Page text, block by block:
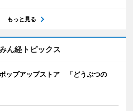
もっと見る
ん経トピックス
ップアップストア 「どうぶつの